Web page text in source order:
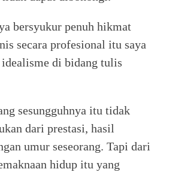
bersyukur penuh hikmat
secara profesional itu saya
di bidang tulis
sesungguhnya itu tidak
dari prestasi, hasil
umur seseorang. Tapi dari
hidup itu yang